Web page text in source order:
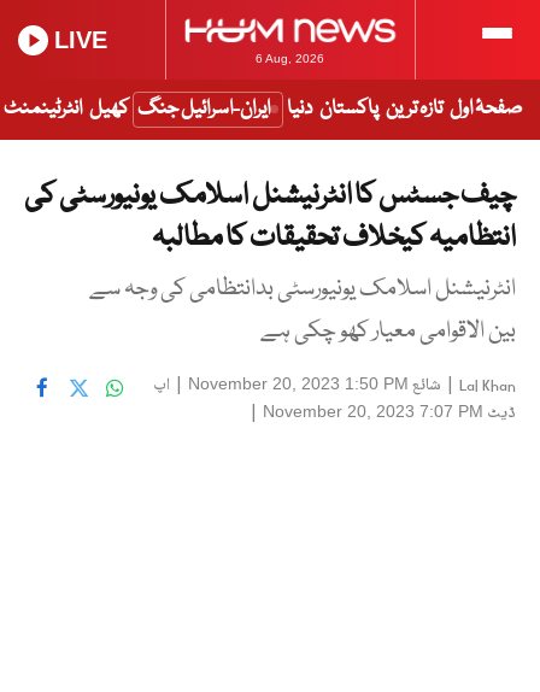
6 Aug, 2026
LIVE
صفحۂ اول تازہ ترین پاکستان دنیا ایران-اسرائیل جنگ کھیل انٹرٹینمنٹ
چیف جسٹس کا انٹرنیشنل اسلامک یونیورسٹی کی
انتظامیہ کیخلاف تحقیقات کا مطالبہ
انٹرنیشنل اسلامک یونیورسٹی بدانتظامی کی وجہ سے
بین الاقوامی معیار کھو چکی ہے
Lal Khan
| شائع November 20, 2023 1:50 PM
| اپ
ڈیٹ November 20, 2023 7:07 PM
|